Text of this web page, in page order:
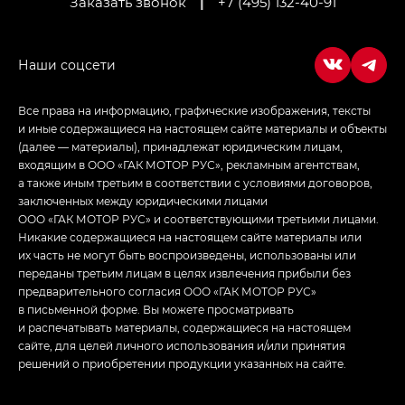
Empow — Эмпау (Empow) в комплектации
Все права на информацию, графические изображения, тексты
и иные содержащиеся на настоящем сайте материалы и объекты
(далее — материалы), принадлежат юридическим лицам,
входящим в ООО «ГАК МОТОР РУС», рекламным агентствам,
а также иным третьим в соответствии с условиями договоров,
заключенных между юридическими лицами
ООО «ГАК МОТОР РУС» и соответствующими третьими лицами.
Никакие содержащиеся на настоящем сайте материалы или
их часть не могут быть воспроизведены, использованы или
переданы третьим лицам в целях извлечения прибыли без
предварительного согласия ООО «ГАК МОТОР РУС»
в письменной форме. Вы можете просматривать
и распечатывать материалы, содержащиеся на настоящем
сайте, для целей личного использования и/или принятия
решений о приобретении продукции указанных на сайте.